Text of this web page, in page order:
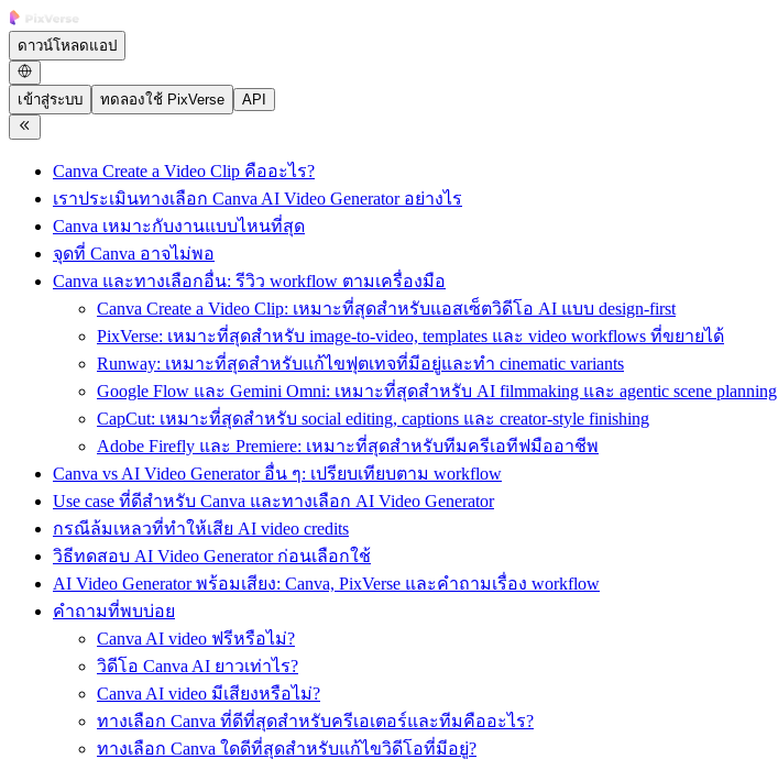
ดาวน์โหลดแอป
เข้าสู่ระบบ ทดลองใช้ PixVerse API
Canva Create a Video Clip คืออะไร?
เราประเมินทางเลือก Canva AI Video Generator อย่างไร
Canva เหมาะกับงานแบบไหนที่สุด
จุดที่ Canva อาจไม่พอ
Canva และทางเลือกอื่น: รีวิว workflow ตามเครื่องมือ
Canva Create a Video Clip: เหมาะที่สุดสำหรับแอสเซ็ตวิดีโอ AI แบบ design-first
PixVerse: เหมาะที่สุดสำหรับ image-to-video, templates และ video workflows ที่ขยายได้
Runway: เหมาะที่สุดสำหรับแก้ไขฟุตเทจที่มีอยู่และทำ cinematic variants
Google Flow และ Gemini Omni: เหมาะที่สุดสำหรับ AI filmmaking และ agentic scene planning
CapCut: เหมาะที่สุดสำหรับ social editing, captions และ creator-style finishing
Adobe Firefly และ Premiere: เหมาะที่สุดสำหรับทีมครีเอทีฟมืออาชีพ
Canva vs AI Video Generator อื่น ๆ: เปรียบเทียบตาม workflow
Use case ที่ดีสำหรับ Canva และทางเลือก AI Video Generator
กรณีล้มเหลวที่ทำให้เสีย AI video credits
วิธีทดสอบ AI Video Generator ก่อนเลือกใช้
AI Video Generator พร้อมเสียง: Canva, PixVerse และคำถามเรื่อง workflow
คำถามที่พบบ่อย
Canva AI video ฟรีหรือไม่?
วิดีโอ Canva AI ยาวเท่าไร?
Canva AI video มีเสียงหรือไม่?
ทางเลือก Canva ที่ดีที่สุดสำหรับครีเอเตอร์และทีมคืออะไร?
ทางเลือก Canva ใดดีที่สุดสำหรับแก้ไขวิดีโอที่มีอยู่?